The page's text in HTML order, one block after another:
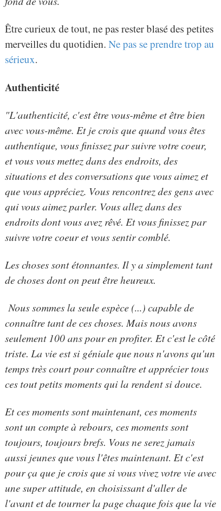
Être curieux de tout, ne pas rester blasé des petites
merveilles du quotidien. Ne pas se prendre trop au
sérieux.
Authenticité
"L'authenticité, c'est être vous-même et être bien
avec vous-même. Et je crois que quand vous êtes
authentique, vous finissez par suivre votre coeur,
et vous vous mettez dans des endroits, des
situations et des conversations que vous aimez et
que vous appréciez. Vous rencontrez des gens avec
qui vous aimez parler. Vous allez dans des
endroits dont vous avez rêvé. Et vous finissez par
suivre votre coeur et vous sentir comblé.
Les choses sont étonnantes. Il y a simplement tant
de choses dont on peut être heureux.
Nous sommes la seule espèce (...) capable de
connaître tant de ces choses. Mais nous avons
seulement 100 ans pour en profiter. Et c'est le côté
triste. La vie est si géniale que nous n'avons qu'un
temps très court pour connaître et apprécier tous
ces tout petits moments qui la rendent si douce.
Et ces moments sont maintenant, ces moments
sont un compte à rebours, ces moments sont
toujours, toujours brefs. Vous ne serez jamais
aussi jeunes que vous l'êtes maintenant. Et c'est
pour ça que je crois que si vous vivez votre vie avec
une super attitude, en choisissant d'aller de
l'avant et de tourner la page chaque fois que la vie